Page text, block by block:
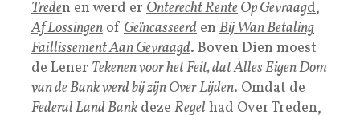
Treden en werd er Onterecht RenteOp Gevraagd,
Af Lossingen of Geïncasseerd en Bij Wan Betaling
Faillissement Aan Gevraagd. Boven Dien moest
de LenerTekenen voor hetFeit, dat Alles Eigen Dom
van de Bank werd bij zijn Over Lijden. Omdat de
Federal Land Bank deze Regelhad Over Treden,